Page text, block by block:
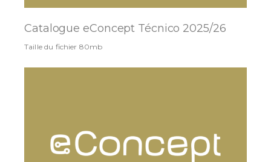
Catalogue eConcept Técnico 2025/26
Taille du fichier 80mb